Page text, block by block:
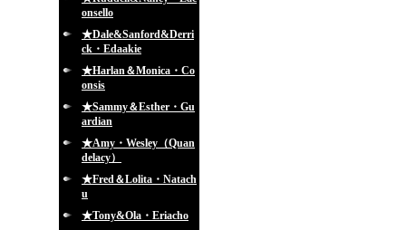
onsello
★Dale&Sanford&Derri
ck・Edaakie
★Harlan＆Monica・Co
onsis
★Sammy＆Esther・Gu
ardian
★Amy・Wesley（Quan
delacy）
★Fred＆Lolita・Natach
u
★Tony&Ola・Eriacho